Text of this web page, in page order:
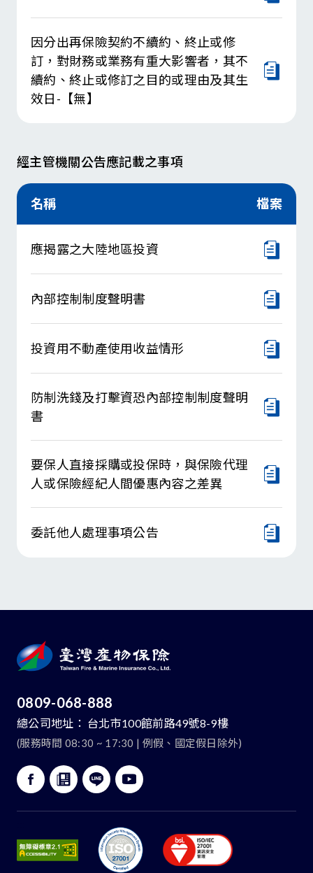
其他記載事項
因分出再保險契約不續約、終止或修
訂，對財務或業務有重大影響者，其不
續約、終止或修訂之目的或理由及其生
效日-【無】
經主管機關公告應記載之事項
名稱 檔案
應揭露之大陸地區投資
內部控制制度聲明書
投資用不動產使用收益情形
防制洗錢及打擊資恐內部控制制度聲明
書
要保人直接採購或投保時，與保險代理
人或保險經紀人間優惠內容之差異
委託他人處理事項公告
0809-068-888
總公司地址： 台北市100館前路49號8-9樓
(服務時間 08:30 ~ 17:30 | 例假、國定假日除外)